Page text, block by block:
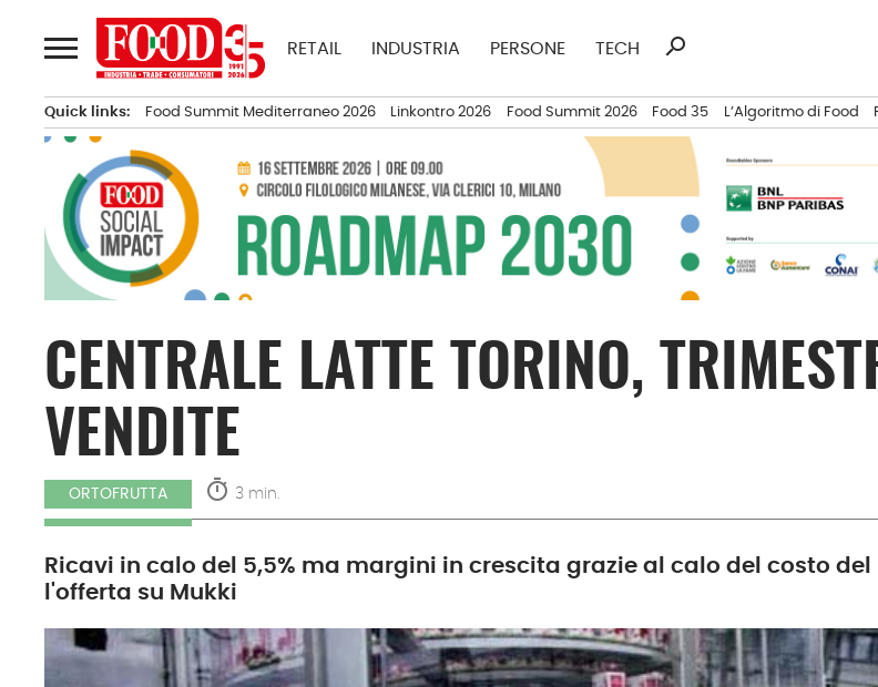
al
contenuto
RETAIL INDUSTRIA PERSONE TECH
Ricerca
search
Quick links: Food Summit Mediterraneo 2026 Linkontro 2026 Food Summit 2026 Food 35 L’Algoritmo di Food
CENTRALE LATTE TORINO,
VENDITE
ORTOFRUTTA timer 3 min.
Ricavi in calo del 5,5% ma margini in crescita grazie al calo del costo
l'offerta su Mukki